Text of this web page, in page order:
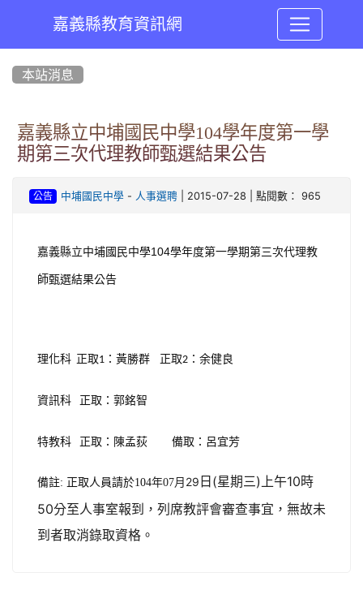
嘉義縣教育資訊網
本站消息
嘉義縣立中埔國民中學104學年度第一學
期第三次代理教師甄選結果公告
公告 中埔國民中學- 人事選聘| 2015-07-28 | 點閱數： 965
嘉義縣立中埔國民中學104學年度第一學期第三次代理教
師甄選結果公告
理化科 正取1 ： 黃勝群 正取2 ： 余健良
資訊科 正取 ： 郭銘智
特教科 正取 ： 陳孟荻 備取 ： 呂宜芳
備註: 正取人員請於104年07月29 日(星期三)上午10時
50分至人事室報到，列席教評會審查事宜，無故未
到者取消錄取資格。